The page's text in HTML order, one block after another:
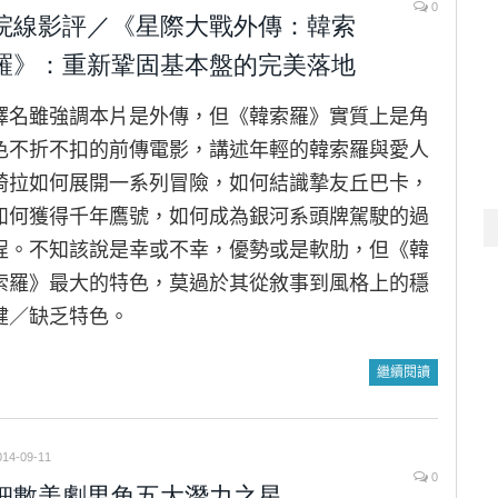
0
線影評／《星際大戰外傳：韓索
》：重新鞏固基本盤的完美落地
名雖強調本片是外傳，但《韓索羅》實質上是角
不折不扣的前傳電影，講述年輕的韓索羅與愛人
拉如何展開一系列冒險，如何結識摯友丘巴卡，
何獲得千年鷹號，如何成為銀河系頭牌駕駛的過
。不知該說是幸或不幸，優勢或是軟肋，但《韓
羅》最大的特色，莫過於其從敘事到風格上的穩
／缺乏特色。
繼續閱讀
09-11
0